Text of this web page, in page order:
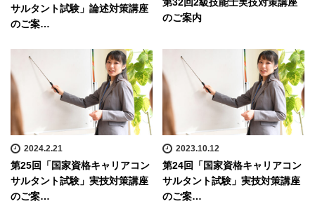
サルタント試験」論述対策講座
のご案…
第32回2級技能士実技対策講座
のご案内
2024.2.21
第25回「国家資格キャリアコン
サルタント試験」実技対策講座
のご案…
2023.10.12
第24回「国家資格キャリアコン
サルタント試験」実技対策講座
のご案…